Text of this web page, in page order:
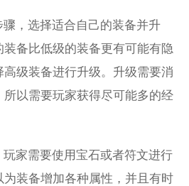
，选择适合自己的装备并升
备比低级的装备更有可能有隐
级装备进行升级。升级需要消
以需要玩家获得尽可能多的经
家需要使用宝石或者符文进行
装备增加各种属性，并且有时